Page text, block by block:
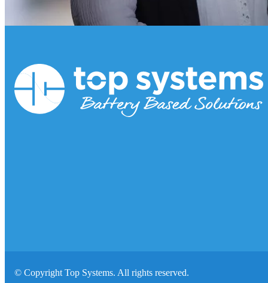
© Copyright Top Systems. All rights reserved.